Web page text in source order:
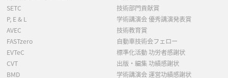
SETC
P, E & L
AVEC
FASTzero
EVTeC
CVT
BMD
技術部門貢献賞
学術講演会 優秀講演発表賞
技術教育賞
自動車技術会フェロー
標準化活動 功労者感謝状
出版・編集 功績感謝状
学術講演会 運営功績感謝状